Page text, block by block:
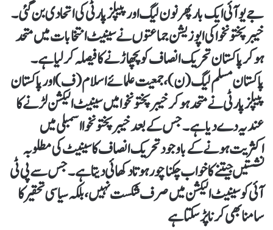
جے یو آئی ایک بار پھر نون لیگ اور پیپلز پارٹی کی اتحادی بن گئی۔
خیبرپختونخوا کی اپوزیشن جماعتوں نے سینیٹ انتخابات میں متحد
ہو کر پاکستان تحریک انصاف کو پچھاڑنے کا فیصلہ کر لیا ہے۔
پاکستان مسلم لیگ (ن)، جمعیت علمائے اسلام (ف) اور پاکستان
پیپلز پارٹی نے متحد ہو کر خیبر پختونخوا میں سینیٹ الیکشن لڑنے کا
عندیہ دے دیا ہے۔ جس کے بعد خیبرپختونخوا اسمبلی میں
اکثریت ہونے کے باوجود تحریک انصاف کا سینیٹ کی مطلوبہ
نشستیں جیتنے کا خواب چکنا چور ہوتا دکھائی دیتا ہے۔جس سےپی ٹی
آئی کو سینیٹ الیکشن میں صرف شکست نہیں، بلکہ سیاسی تحقیر کا
سامنا بھی کرنا پڑ سکتا ہے